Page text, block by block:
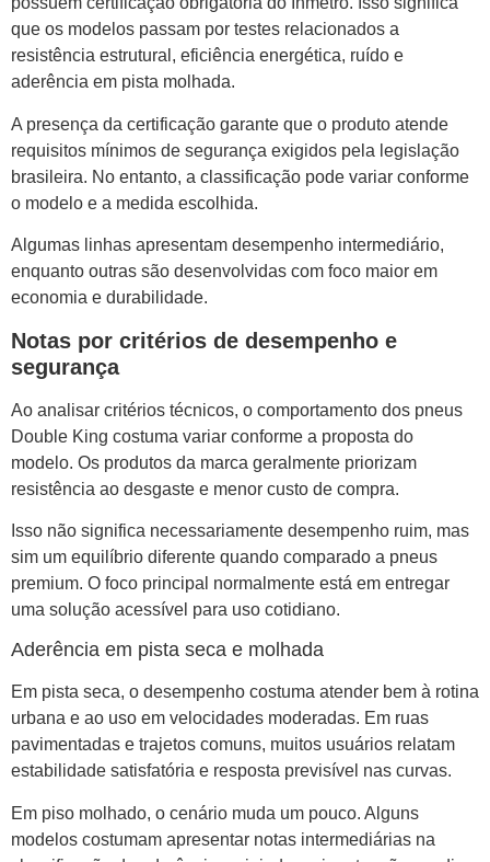
que os modelos passam por testes relacionados a
resistência estrutural, eficiência energética, ruído e
aderência em pista molhada.
A presença da certificação garante que o produto atende
requisitos mínimos de segurança exigidos pela legislação
brasileira. No entanto, a classificação pode variar conforme
o modelo e a medida escolhida.
Algumas linhas apresentam desempenho intermediário,
enquanto outras são desenvolvidas com foco maior em
economia e durabilidade.
Notas por critérios de desempenho e
segurança
Ao analisar critérios técnicos, o comportamento dos pneus
Double King costuma variar conforme a proposta do
modelo. Os produtos da marca geralmente priorizam
resistência ao desgaste e menor custo de compra.
Isso não significa necessariamente desempenho ruim, mas
sim um equilíbrio diferente quando comparado a pneus
premium. O foco principal normalmente está em entregar
uma solução acessível para uso cotidiano.
Aderência em pista seca e molhada
Em pista seca, o desempenho costuma atender bem à rotina
urbana e ao uso em velocidades moderadas. Em ruas
pavimentadas e trajetos comuns, muitos usuários relatam
estabilidade satisfatória e resposta previsível nas curvas.
Em piso molhado, o cenário muda um pouco. Alguns
modelos costumam apresentar notas intermediárias na